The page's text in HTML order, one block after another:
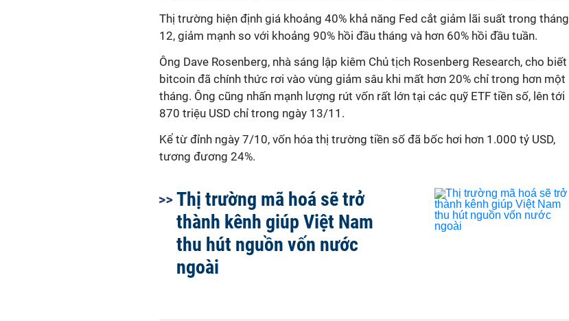
Thị trường hiện định giá khoảng 40% khả năng Fed cắt giảm lãi suất trong tháng
12, giảm mạnh so với khoảng 90% hồi đầu tháng và hơn 60% hồi đầu tuần.
Ông Dave Rosenberg, nhà sáng lập kiêm Chủ tịch Rosenberg Research, cho biết
bitcoin đã chính thức rơi vào vùng giảm sâu khi mất hơn 20% chỉ trong hơn một
tháng. Ông cũng nhấn mạnh lượng rút vốn rất lớn tại các quỹ ETF tiền số, lên tới
870 triệu USD chỉ trong ngày 13/11.
Kể từ đỉnh ngày 7/10, vốn hóa thị trường tiền số đã bốc hơi hơn 1.000 tỷ USD,
tương đương 24%.
Thị trường mã hoá sẽ trở
thành kênh giúp Việt Nam
thu hút nguồn vốn nước
ngoài